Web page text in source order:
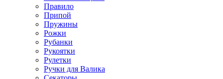
Правило
Припой
Пружины
Рожки
Рубанки
Рукоятки
Рулетки
Ручки для Валика